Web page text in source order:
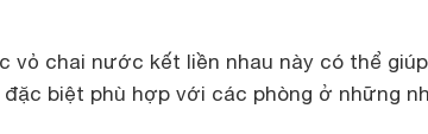
vỏ chai nước kết liền nhau này có thể giúp
biệt phù hợp với các phòng ở những